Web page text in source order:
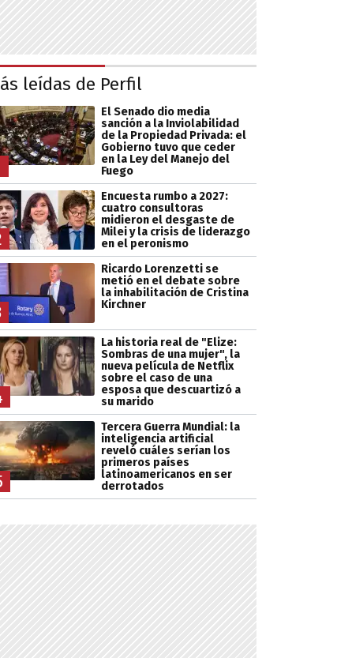
leídas de Perfil
El Senado dio media
sanción a la Inviolabilidad
de la Propiedad Privada: el
Gobierno tuvo que ceder
en la Ley del Manejo del
Fuego
Encuesta rumbo a 2027:
cuatro consultoras
midieron el desgaste de
Milei y la crisis de liderazgo
en el peronismo
Ricardo Lorenzetti se
metió en el debate sobre
la inhabilitación de Cristina
Kirchner
La historia real de "Elize:
Sombras de una mujer", la
nueva película de Netflix
sobre el caso de una
esposa que descuartizó a
su marido
Tercera Guerra Mundial: la
inteligencia artificial
reveló cuáles serían los
primeros países
latinoamericanos en ser
derrotados